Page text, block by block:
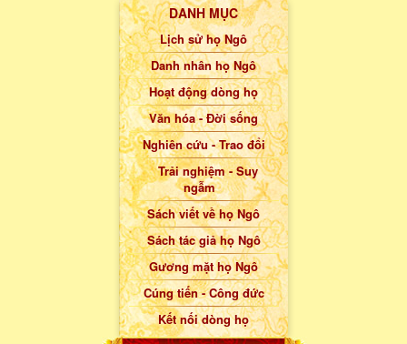
DANH MỤC
Lịch sử họ Ngô
Danh nhân họ Ngô
Hoạt động dòng họ
Văn hóa - Đời sống
Nghiên cứu - Trao đổi
Trải nghiệm - Suy
ngẫm
Sách viết về họ Ngô
Sách tác giả họ Ngô
Gương mặt họ Ngô
Cúng tiến - Công đức
Kết nối dòng họ